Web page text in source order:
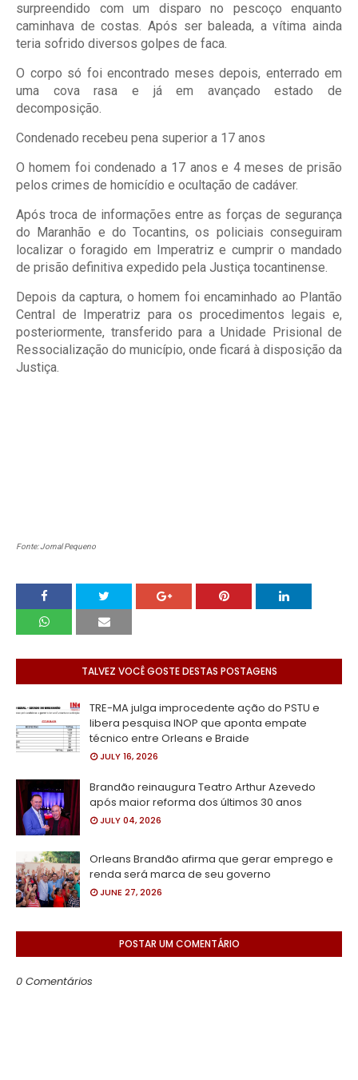
surpreendido com um disparo no pescoço enquanto
caminhava de costas. Após ser baleada, a vítima ainda
teria sofrido diversos golpes de faca.
O corpo só foi encontrado meses depois, enterrado em
uma cova rasa e já em avançado estado de
decomposição.
Condenado recebeu pena superior a 17 anos
O homem foi condenado a 17 anos e 4 meses de prisão
pelos crimes de homicídio e ocultação de cadáver.
Após troca de informações entre as forças de segurança
do Maranhão e do Tocantins, os policiais conseguiram
localizar o foragido em Imperatriz e cumprir o mandado
de prisão definitiva expedido pela Justiça tocantinense.
Depois da captura, o homem foi encaminhado ao Plantão
Central de Imperatriz para os procedimentos legais e,
posteriormente, transferido para a Unidade Prisional de
Ressocialização do município, onde ficará à disposição da
Justiça.
Fonte: Jornal Pequeno
TALVEZ VOCÊ GOSTE DESTAS POSTAGENS
TRE-MA julga improcedente ação do PSTU e
libera pesquisa INOP que aponta empate
técnico entre Orleans e Braide
JULY 16, 2026
Brandão reinaugura Teatro Arthur Azevedo
após maior reforma dos últimos 30 anos
JULY 04, 2026
Orleans Brandão afirma que gerar emprego e
renda será marca de seu governo
JUNE 27, 2026
POSTAR UM COMENTÁRIO
0 Comentários